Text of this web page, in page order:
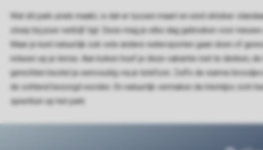
Wat dit park uniek maakt, is dat er tussen maart en eind oktober
sloep bij jouw verblijf ligt. Deze mag je elke dag gebruiken voor nieuwe
Maar je kunt natuurlijk ook vele andere watersporten gaan doen of
relaxen op je terras. Aan koken hoef je deze vakantie niet te denken;
gerechten bestel je eenvoudig via je telefoon. Zelfs de warme
de ochtend bezorgd worden. En natuurlijk vermaken de kleintjes zich
speeltuin op het park.